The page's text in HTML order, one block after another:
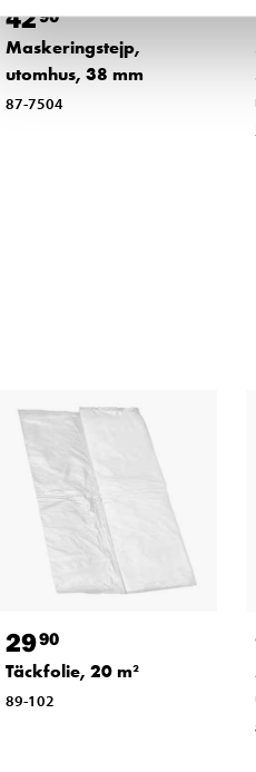
4290
Maskeringstejp,
utomhus, 38 mm
87-7504
2990
Täckfolie, 20 m²
89-102